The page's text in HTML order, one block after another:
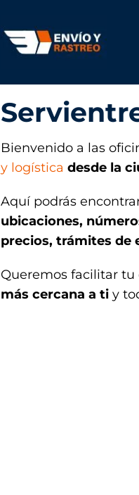
Bienvenido a las
y logística desde la
Aquí podrás
ubicaciones,
precios, trámites de
Queremos facilitar tu
más cercana a ti y